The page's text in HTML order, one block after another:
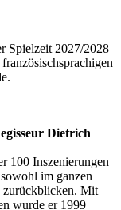
Spielzeit 2027/2028
Dietrich
100 Inszenierungen
im ganzen
zurückblicken. Mit
wurde er 1999